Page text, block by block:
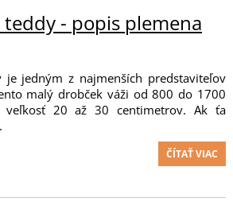
- popis plemena
je jedným z najmenších predstaviteľov
malý drobček váži od 800 do 1700
veľkosť 20 až 30 centimetrov. Ak ťa
ČÍTAŤ VIAC